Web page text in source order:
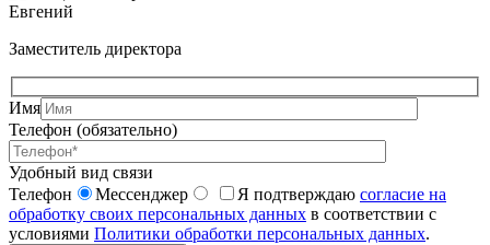
Евгений
Заместитель директора
Имя
Телефон (обязательно)
Удобный вид связи
Телефон
Мессенджер Я подтверждаю согласие на
обработку своих персональных данных в соответствии с
условиями Политики обработки персональных данных.